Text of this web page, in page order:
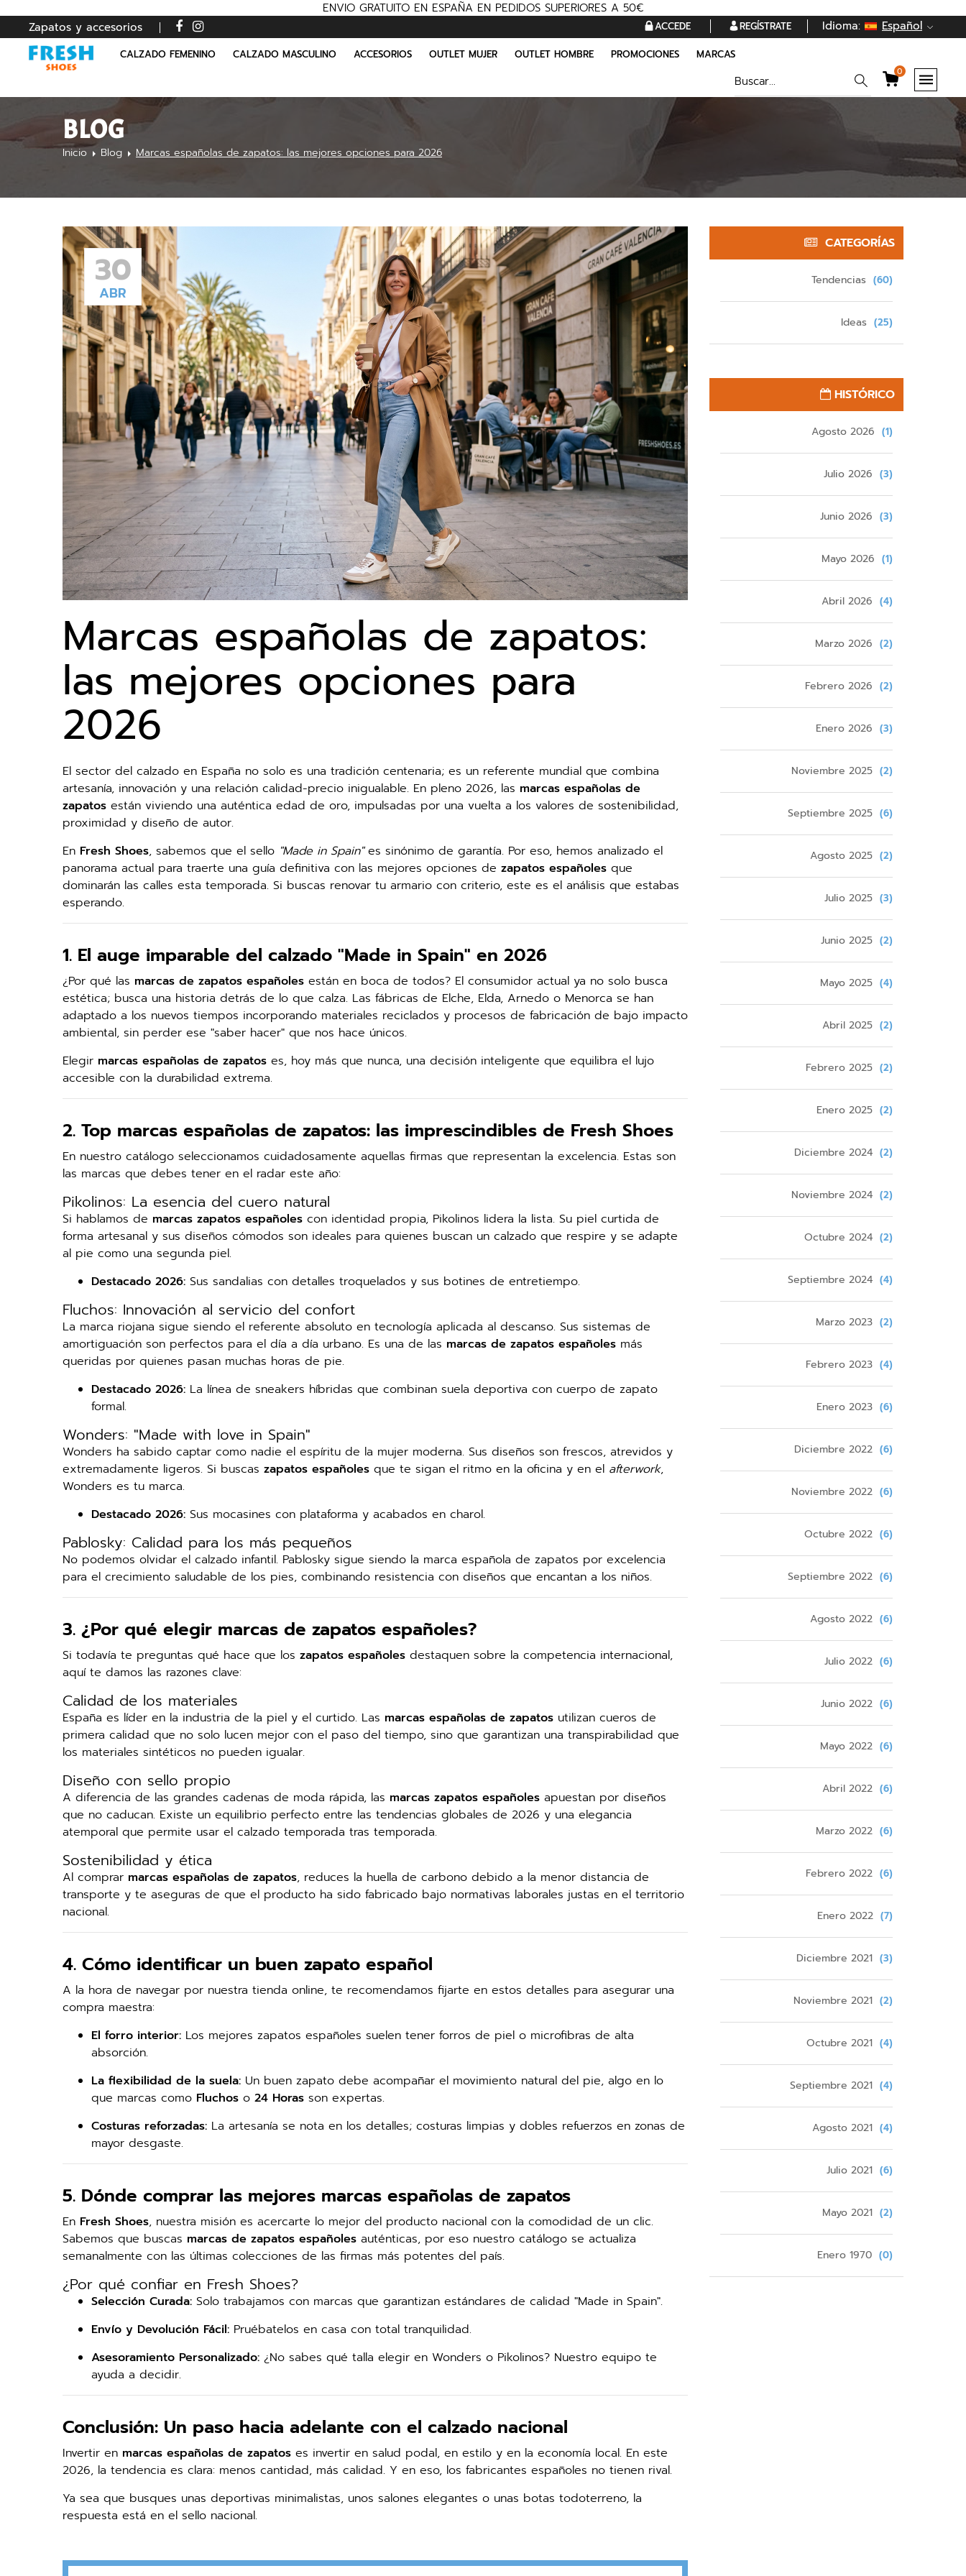
ENVIO GRATUITO EN ESPAÑA EN PEDIDOS SUPERIORES A 50€
Zapatos y accesorios
ACCEDE REGÍSTRATE Idioma: Español
CALZADO FEMENINO CALZADO MASCULINO ACCESORIOS OUTLET MUJER OUTLET HOMBRE PROMOCIONES MARCAS
0
BLOG
Inicio Blog Marcas españolas de zapatos: las mejores opciones para 2026
30
ABR
Marcas españolas de zapatos:
las mejores opciones para
2026
El sector del calzado en España no solo es una tradición centenaria; es un referente mundial que combina
artesanía, innovación y una relación calidad-precio inigualable. En pleno 2026, las marcas españolas de
zapatos están viviendo una auténtica edad de oro, impulsadas por una vuelta a los valores de sostenibilidad,
proximidad y diseño de autor.
En Fresh Shoes, sabemos que el sello "Made in Spain"es sinónimo de garantía. Por eso, hemos analizado el
panorama actual para traerte una guía definitiva con las mejores opciones de zapatos españoles que
dominarán las calles esta temporada. Si buscas renovar tu armario con criterio, este es el análisis que estabas
esperando.
1. El auge imparable del calzado "Made in Spain" en 2026
¿Por qué las marcas de zapatos españoles están en boca de todos? El consumidor actual ya no solo busca
estética; busca una historia detrás de lo que calza. Las fábricas de Elche, Elda, Arnedo o Menorca se han
adaptado a los nuevos tiempos incorporando materiales reciclados y procesos de fabricación de bajo impacto
ambiental, sin perder ese "saber hacer" que nos hace únicos.
Elegir marcas españolas de zapatos es, hoy más que nunca, una decisión inteligente que equilibra el lujo
accesible con la durabilidad extrema.
2. Top marcas españolas de zapatos: las imprescindibles de Fresh Shoes
En nuestro catálogo seleccionamos cuidadosamente aquellas firmas que representan la excelencia. Estas son
las marcas que debes tener en el radar este año:
Pikolinos: La esencia del cuero natural
Si hablamos de marcas zapatos españoles con identidad propia, Pikolinos lidera la lista. Su piel curtida de
forma artesanal y sus diseños cómodos son ideales para quienes buscan un calzado que respire y se adapte
al pie como una segunda piel.
Destacado 2026: Sus sandalias con detalles troquelados y sus botines de entretiempo.
Fluchos: Innovación al servicio del confort
La marca riojana sigue siendo el referente absoluto en tecnología aplicada al descanso. Sus sistemas de
amortiguación son perfectos para el día a día urbano. Es una de las marcas de zapatos españoles más
queridas por quienes pasan muchas horas de pie.
Destacado 2026: La línea de sneakers híbridas que combinan suela deportiva con cuerpo de zapato
formal.
Wonders: "Made with love in Spain"
Wonders ha sabido captar como nadie el espíritu de la mujer moderna. Sus diseños son frescos, atrevidos y
extremadamente ligeros. Si buscas zapatos españoles que te sigan el ritmo en la oficina y en el afterwork,
Wonders es tu marca.
Destacado 2026: Sus mocasines con plataforma y acabados en charol.
Pablosky: Calidad para los más pequeños
No podemos olvidar el calzado infantil. Pablosky sigue siendo la marca española de zapatos por excelencia
para el crecimiento saludable de los pies, combinando resistencia con diseños que encantan a los niños.
3. ¿Por qué elegir marcas de zapatos españoles?
Si todavía te preguntas qué hace que los zapatos españoles destaquen sobre la competencia internacional,
aquí te damos las razones clave:
Calidad de los materiales
España es líder en la industria de la piel y el curtido. Las marcas españolas de zapatos utilizan cueros de
primera calidad que no solo lucen mejor con el paso del tiempo, sino que garantizan una transpirabilidad que
los materiales sintéticos no pueden igualar.
Diseño con sello propio
A diferencia de las grandes cadenas de moda rápida, las marcas zapatos españoles apuestan por diseños
que no caducan. Existe un equilibrio perfecto entre las tendencias globales de 2026 y una elegancia
atemporal que permite usar el calzado temporada tras temporada.
Sostenibilidad y ética
Al comprar marcas españolas de zapatos, reduces la huella de carbono debido a la menor distancia de
transporte y te aseguras de que el producto ha sido fabricado bajo normativas laborales justas en el territorio
nacional.
4. Cómo identificar un buen zapato español
A la hora de navegar por nuestra tienda online, te recomendamos fijarte en estos detalles para asegurar una
compra maestra:
El forro interior: Los mejores zapatos españoles suelen tener forros de piel o microfibras de alta
absorción.
La flexibilidad de la suela: Un buen zapato debe acompañar el movimiento natural del pie, algo en lo
que marcas como Fluchos o 24 Horas son expertas.
Costuras reforzadas: La artesanía se nota en los detalles; costuras limpias y dobles refuerzos en zonas de
mayor desgaste.
5. Dónde comprar las mejores marcas españolas de zapatos
En Fresh Shoes, nuestra misión es acercarte lo mejor del producto nacional con la comodidad de un clic.
Sabemos que buscas marcas de zapatos españoles auténticas, por eso nuestro catálogo se actualiza
semanalmente con las últimas colecciones de las firmas más potentes del país.
¿Por qué confiar en Fresh Shoes?
Selección Curada: Solo trabajamos con marcas que garantizan estándares de calidad "Made in Spain".
Envío y Devolución Fácil: Pruébatelos en casa con total tranquilidad.
Asesoramiento Personalizado: ¿No sabes qué talla elegir en Wonders o Pikolinos? Nuestro equipo te
ayuda a decidir.
Conclusión: Un paso hacia adelante con el calzado nacional
Invertir en marcas españolas de zapatos es invertir en salud podal, en estilo y en la economía local. En este
2026, la tendencia es clara: menos cantidad, más calidad. Y en eso, los fabricantes españoles no tienen rival.
Ya sea que busques unas deportivas minimalistas, unos salones elegantes o unas botas todoterreno, la
respuesta está en el sello nacional.
CATEGORÍAS
Tendencias (60)
Ideas (25)
HISTÓRICO
Agosto 2026 (1)
Julio 2026 (3)
Junio 2026 (3)
Mayo 2026 (1)
Abril 2026 (4)
Marzo 2026 (2)
Febrero 2026 (2)
Enero 2026 (3)
Noviembre 2025 (2)
Septiembre 2025 (6)
Agosto 2025 (2)
Julio 2025 (3)
Junio 2025 (2)
Mayo 2025 (4)
Abril 2025 (2)
Febrero 2025 (2)
Enero 2025 (2)
Diciembre 2024 (2)
Noviembre 2024 (2)
Octubre 2024 (2)
Septiembre 2024 (4)
Marzo 2023 (2)
Febrero 2023 (4)
Enero 2023 (6)
Diciembre 2022 (6)
Noviembre 2022 (6)
Octubre 2022 (6)
Septiembre 2022 (6)
Agosto 2022 (6)
Julio 2022 (6)
Junio 2022 (6)
Mayo 2022 (6)
Abril 2022 (6)
Marzo 2022 (6)
Febrero 2022 (6)
Enero 2022 (7)
Diciembre 2021 (3)
Noviembre 2021 (2)
Octubre 2021 (4)
Septiembre 2021 (4)
Agosto 2021 (4)
Julio 2021 (6)
Mayo 2021 (2)
Enero 1970 (0)